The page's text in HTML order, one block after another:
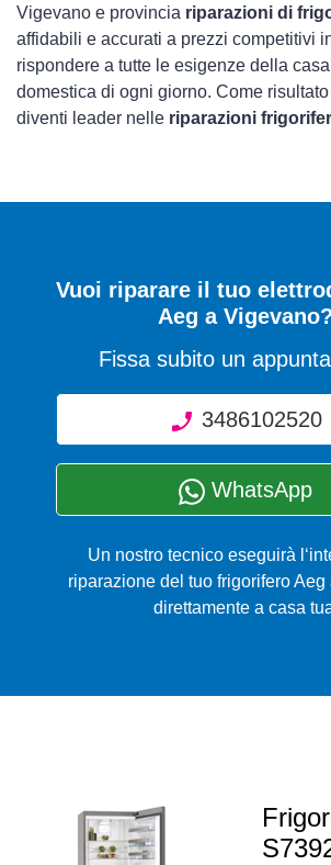
Vigevano e provincia riparazioni di
affidabili e accurati a prezzi competitivi
rispondere a tutte le esigenze della
domestica di ogni giorno. Come
diventi leader nelle riparazioni
Vuoi riparare il tuo
Aeg a Vigevano?
Fissa subito un
3486102520
WhatsApp
Un nostro tecnico eseguirà
riparazione del tuo frigorifero Aeg
direttamente a casa